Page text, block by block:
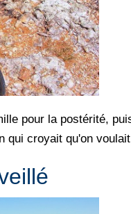
pour la postérité,
qui croyait qu'on